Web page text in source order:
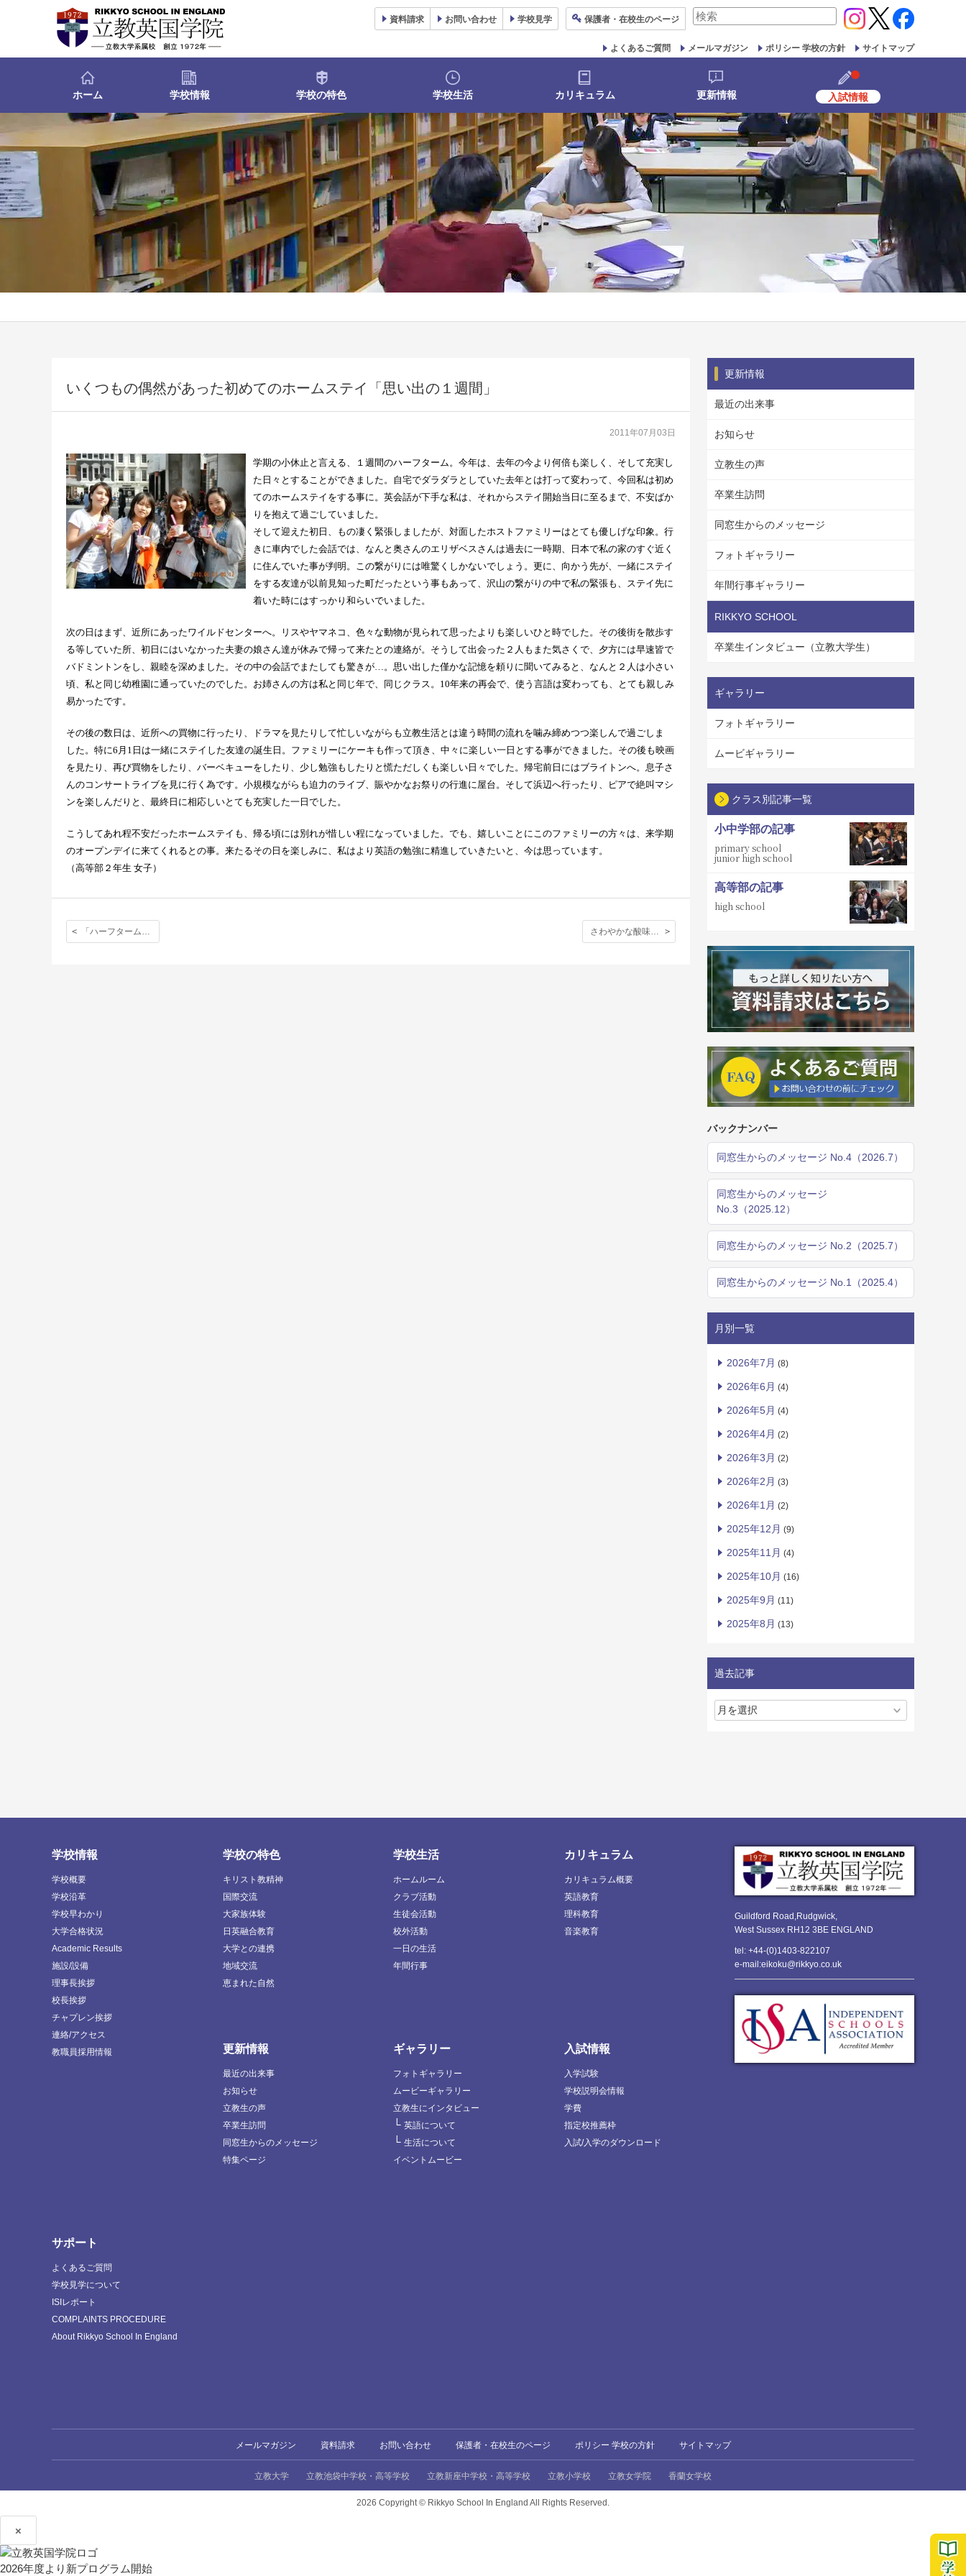
資料請求 お問い合わせ 学校見学 保護者 ・在校生のページ
検
対
象:
よくあるご質問 メールマガジン ポリシー 学校の方針 サイトマップ
ホーム 学校情報 学校の特色 学校生活 カリキュラム 更新情報 入試情報
いくつもの偶然があった初めてのホームステイ「思い出の１週間」
2011年07月03日
学期の小休止と言える、１週間のハーフターム。今年は、去年の今より何倍も楽しく、そして充実し
た日々とすることができました。自宅でダラダラとしていた去年とは打って変わって、今回私は初め
てのホームステイをする事に。英会話が下手な私は、それからステイ開始当日に至るまで、不安ばか
りを抱えて過ごしていました。
そして迎えた初日、もの凄く緊張しましたが、対面したホストファミリーはとても優しげな印象。行
きに車内でした会話では、なんと奥さんのエリザベスさんは過去に一時期、日本で私の家のすぐ近く
に住んでいた事が判明。この繋がりには唯驚くしかないでしょう。更に、向かう先が、一緒にステイ
をする友達が以前見知った町だったという事もあって、沢山の繋がりの中で私の緊張も、ステイ先に
着いた時にはすっかり和らいでいました。
次の日はまず、近所にあったワイルドセンターへ。リスやヤマネコ、色々な動物が見られて思ったよりも楽しいひと時でした。その後街を散歩す
る等していた所、初日にはいなかった夫妻の娘さん達が休みで帰って来たとの連絡が。そうして出会った２人もまた気さくで、夕方には早速皆で
バドミントンをし、親睦を深めました。その中の会話でまたしても驚きが…。思い出した僅かな記憶を頼りに聞いてみると、なんと２人は小さい
頃、私と同じ幼稚園に通っていたのでした。お姉さんの方は私と同じ年で、同じクラス。 10年来の再会で、使う言語は変わっても、とても親しみ
易かったです。
その後の数日は、近所への買物に行ったり、ドラマを見たりして忙しいながらも立教生活とは違う時間の流れを噛み締めつつ楽しんで過ごしま
した。特に6 月 1 日は一緒にステイした友達の誕生日。ファミリーにケーキも作って頂き、中々に楽しい一日とする事ができました。その後も映画
を見たり、再び買物をしたり、バーベキューをしたり、少し勉強もしたりと慌ただしくも楽しい日々でした。帰宅前日にはブライトンへ。息子さ
んのコンサートライブを見に行く為です。小規模ながらも迫力のライブ、賑やかなお祭りの行進に屋台。そして浜辺へ行ったり、ピアで絶叫マシ
ンを楽しんだりと、最終日に相応しいとても充実した一日でした。
こうしてあれ程不安だったホームステイも、帰る頃には別れが惜しい程になっていました。でも、嬉しいことにこのファミリーの方々は、来学期
のオープンデイに来てくれるとの事。来たるその日を楽しみに、私はより英語の勉強に精進していきたいと、今は思っています。
（高等部２年生 女子）
「ハーフタームに感じたこと」立教は私の心の中でかなり大事な存在である。 さわやかな酸味と芳潤なかおり、私はただ恍惚としてその味に酔いしれた。
更新情報
最近の出来事
お知らせ
立教生の声
卒業生訪問
同窓生からのメッセージ
フォトギャラリー
年間行事ギャラリー
RIKKYO SCHOOL
卒業生インタビュー（立教大学生）
ギャラリー
フォトギャラリー
ムービギャラリー
クラス別記事一覧
小中学部の記事
primary school
junior high school
高等部の記事
high school
バックナンバー
同窓生からのメッセージ No.4（2026.7）
同窓生からのメッセージ
No.3（2025.12）
同窓生からのメッセージ No.2（2025.7）
同窓生からのメッセージ No.1（2025.4）
月別一覧
2026年7月 (8)
2026年6月 (4)
2026年5月 (4)
2026年4月 (2)
2026年3月 (2)
2026年2月 (3)
2026年1月 (2)
2025年12月 (9)
2025年11月 (4)
2025年10月 (16)
2025年9月 (11)
2025年8月 (13)
過去記事
Guildford Road,Rudgwick,
West Sussex RH12 3BE ENGLAND
tel: +44-(0)1403-822107
e-mail:eikoku@rikkyo.co.uk
学校情報
学校概要
学校沿革
学校早わかり
大学合格状況
Academic Results
施設/設備
理事長挨拶
校長挨拶
チャプレン挨拶
連絡/アクセス
教職員採用情報
学校の特色
キリスト教精神
国際交流
大家族体験
日英融合教育
大学との連携
地域交流
恵まれた自然
学校生活
ホームルーム
クラブ活動
生徒会活動
校外活動
一日の生活
年間行事
カリキュラム
カリキュラム概要
英語教育
理科教育
音楽教育
更新情報
最近の出来事
お知らせ
立教生の声
卒業生訪問
同窓生からのメッセージ
特集ページ
ギャラリー
フォトギャラリー
ムービーギャラリー
立教生にインタビュー
└ 英語について
└ 生活について
イベントムービー
入試情報
入学試験
学校説明会情報
学費
指定校推薦枠
入試/入学のダウンロード
サポート
よくあるご質問
学校見学について
ISIレポート
COMPLAINTS PROCEDURE
About Rikkyo School In England
メールマガジン 資料請求 お問い合わせ 保護者・在校生のページ ポリシー 学校の方針 サイトマップ
立教大学 立教池袋中学校・高等学校 立教新座中学校・高等学校 立教小学校 立教女学院 香蘭女学校
2026 Copyright © Rikkyo School In England All Rights Reserved.
×
2026年度より新プログラム開始